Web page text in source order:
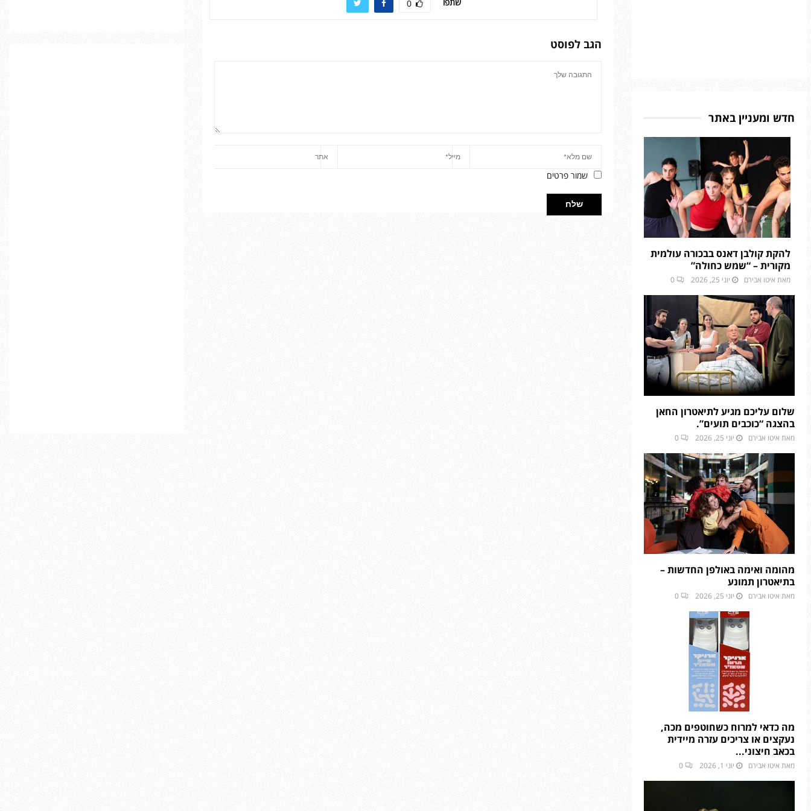
0
הגב לפוסט
שמור פרטים
חדש ומעניין באתר
להקת קולבן דאנס בבכורה עולמית
מקורית – “שמש כחולה”
מאת איטו אבירם יוני 25, 2026 0
שלום עליכם מגיע לתיאטרון החאן
בהצגה “כוכבים תועים”.
מאת איטו אבירם יוני 25, 2026 0
מהומה ואימה באולפן החדשות –
בתיאטרון תמונע
מאת איטו אבירם יוני 25, 2026 0
מה כדאי למרוח כשחוטפים מכה,
נעקצים או צריכים עזרה מיידית
בכאב חיצוני...
מאת איטו אבירם יוני 1, 2026 0